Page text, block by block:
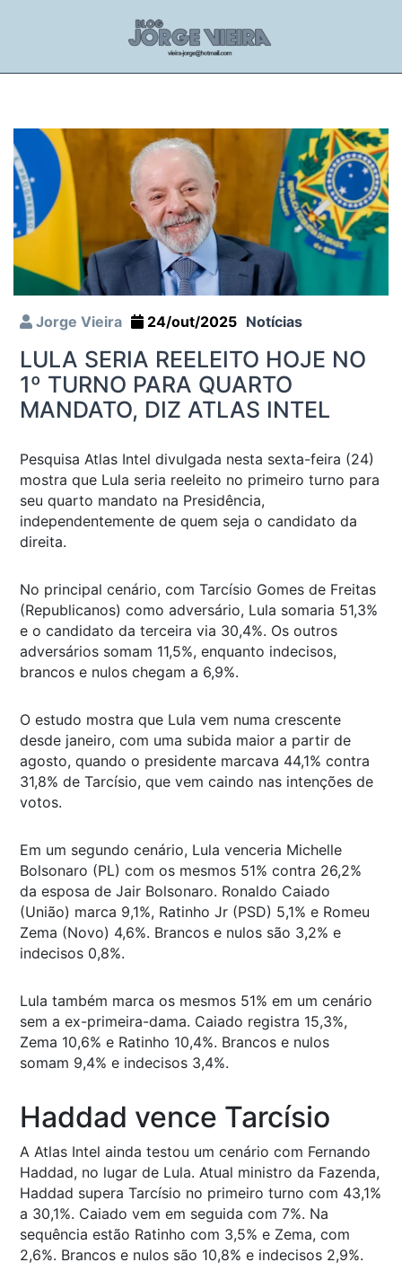
Jorge Vieira 24/out/2025 Notícias
LULA SERIA REELEITO HOJE NO
1º TURNO PARA QUARTO
MANDATO, DIZ ATLAS INTEL
Pesquisa Atlas Intel divulgada nesta sexta-feira (24)
mostra que Lula seria reeleito no primeiro turno para
seu quarto mandato na Presidência,
independentemente de quem seja o candidato da
direita.
No principal cenário, com Tarcísio Gomes de Freitas
(Republicanos) como adversário, Lula somaria 51,3%
e o candidato da terceira via 30,4%. Os outros
adversários somam 11,5%, enquanto indecisos,
brancos e nulos chegam a 6,9%.
O estudo mostra que Lula vem numa crescente
desde janeiro, com uma subida maior a partir de
agosto, quando o presidente marcava 44,1% contra
31,8% de Tarcísio, que vem caindo nas intenções de
votos.
Em um segundo cenário, Lula venceria Michelle
Bolsonaro (PL) com os mesmos 51% contra 26,2%
da esposa de Jair Bolsonaro. Ronaldo Caiado
(União) marca 9,1%, Ratinho Jr (PSD) 5,1% e Romeu
Zema (Novo) 4,6%. Brancos e nulos são 3,2% e
indecisos 0,8%.
Lula também marca os mesmos 51% em um cenário
sem a ex-primeira-dama. Caiado registra 15,3%,
Zema 10,6% e Ratinho 10,4%. Brancos e nulos
somam 9,4% e indecisos 3,4%.
Haddad vence Tarcísio
A Atlas Intel ainda testou um cenário com Fernando
Haddad, no lugar de Lula. Atual ministro da Fazenda,
Haddad supera Tarcísio no primeiro turno com 43,1%
a 30,1%. Caiado vem em seguida com 7%. Na
sequência estão Ratinho com 3,5% e Zema, com
2,6%. Brancos e nulos são 10,8% e indecisos 2,9%.